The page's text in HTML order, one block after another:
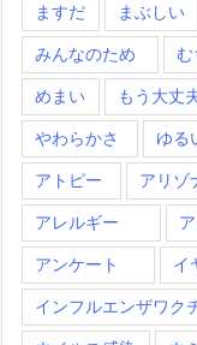
ますだ まぶしい
みんなのため む
めまい もう大丈
やわらかさ ゆる
アトピー アリゾ
アレルギー
アンケート イ
インフルエンザワク